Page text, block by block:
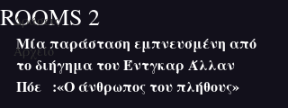
Δράσεις
Αρχείο
ROOMS 2
Μία παράσταση εμπνευσμένη από
το διήγημα του Έντγκαρ Άλλαν
Πόε   :«Ο άνθρωπος του πλήθους»